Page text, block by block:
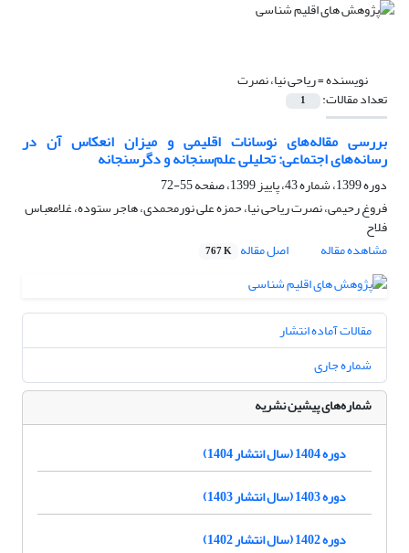
نویسنده =ریاحی نیا، نصرت
تعداد مقالات: 1
بررسی مقاله‌های نوسانات اقلیمی و میزان انعکاس آن در
رسانه‌های اجتماعی: تحلیلی علم‌سنجانه و دگرسنجانه
دوره 1399، شماره 43، پاییز 1399، صفحه
55-72
فروغ رحیمی، نصرت ریاحی نیا، حمزه علی نورمحمدی، هاجر ستوده، غلامعباس
فلاح
مشاهده مقاله
اصل مقاله 767 K
مقالات آماده انتشار
شماره جاری
شماره‌های پیشین نشریه
دوره 1404 (سال انتشار 1404)
دوره 1403 (سال انتشار 1403)
دوره 1402 (سال انتشار 1402)